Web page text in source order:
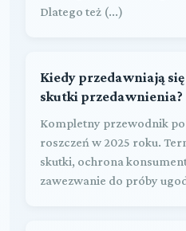
Dlatego też (...)
Kiedy przedawniają
skutki przedawnienia?
Kompletny przewodnik
roszczeń w 2025 roku.
skutki, ochrona
zawezwanie do próby